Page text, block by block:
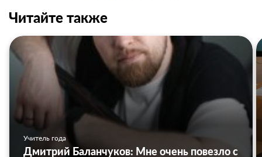
Читайте также
Учитель года
Дмитрий Баланчуков: Мне очень повезло с